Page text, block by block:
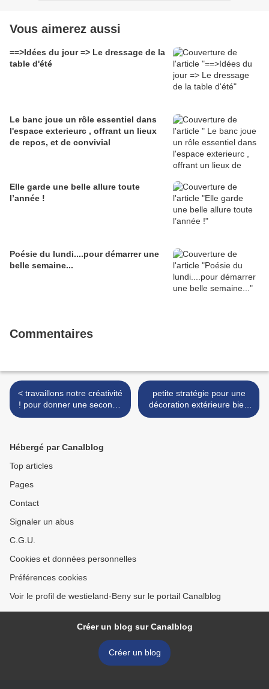
Vous aimerez aussi
==>Idées du jour => Le dressage de la
table d'été
Le banc joue un rôle essentiel dans
l'espace exterieurc , offrant un lieux
de repos, et de convivial
Elle garde une belle allure toute
l’année !
Poésie du lundi....pour démarrer une
belle semaine...
Commentaires
< travaillons notre créativité
! pour donner une seconde
vie aux vieilles portes
petite stratégie pour une
décoration extérieure bien
pensée >
Hébergé par Canalblog
Top articles
Pages
Contact
Signaler un abus
C.G.U.
Cookies et données personnelles
Préférences cookies
Voir le profil de westieland-Beny sur le portail Canalblog
Créer un blog sur Canalblog
Créer un blog